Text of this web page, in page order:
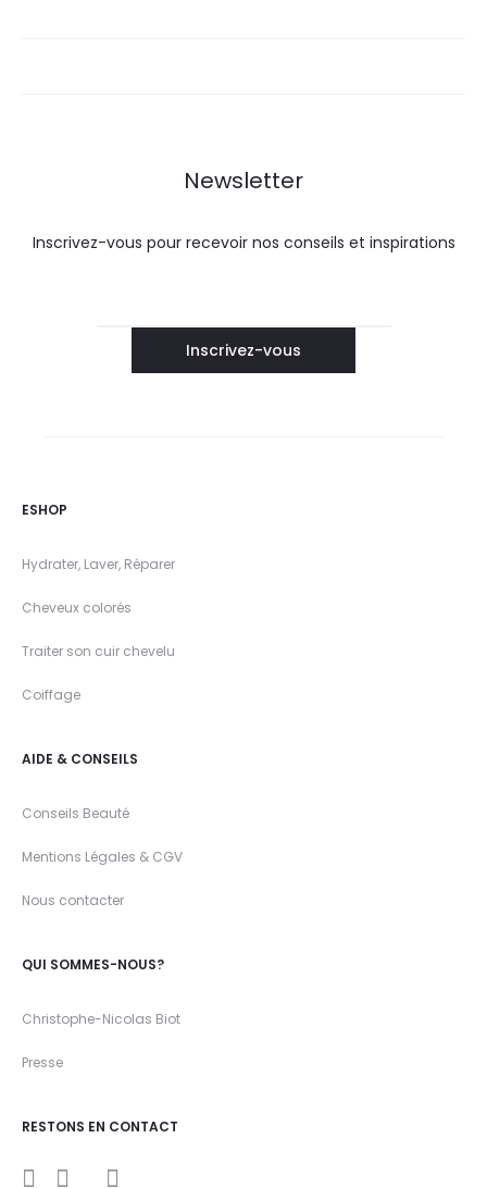
Newsletter
Inscrivez-vous pour recevoir nos conseils et inspirations
ESHOP
Hydrater, Laver, Réparer
Cheveux colorés
Traiter son cuir chevelu
Coiffage
AIDE & CONSEILS
Conseils Beauté
Mentions Légales & CGV
Nous contacter
QUI SOMMES-NOUS?
Christophe-Nicolas Biot
Presse
RESTONS EN CONTACT